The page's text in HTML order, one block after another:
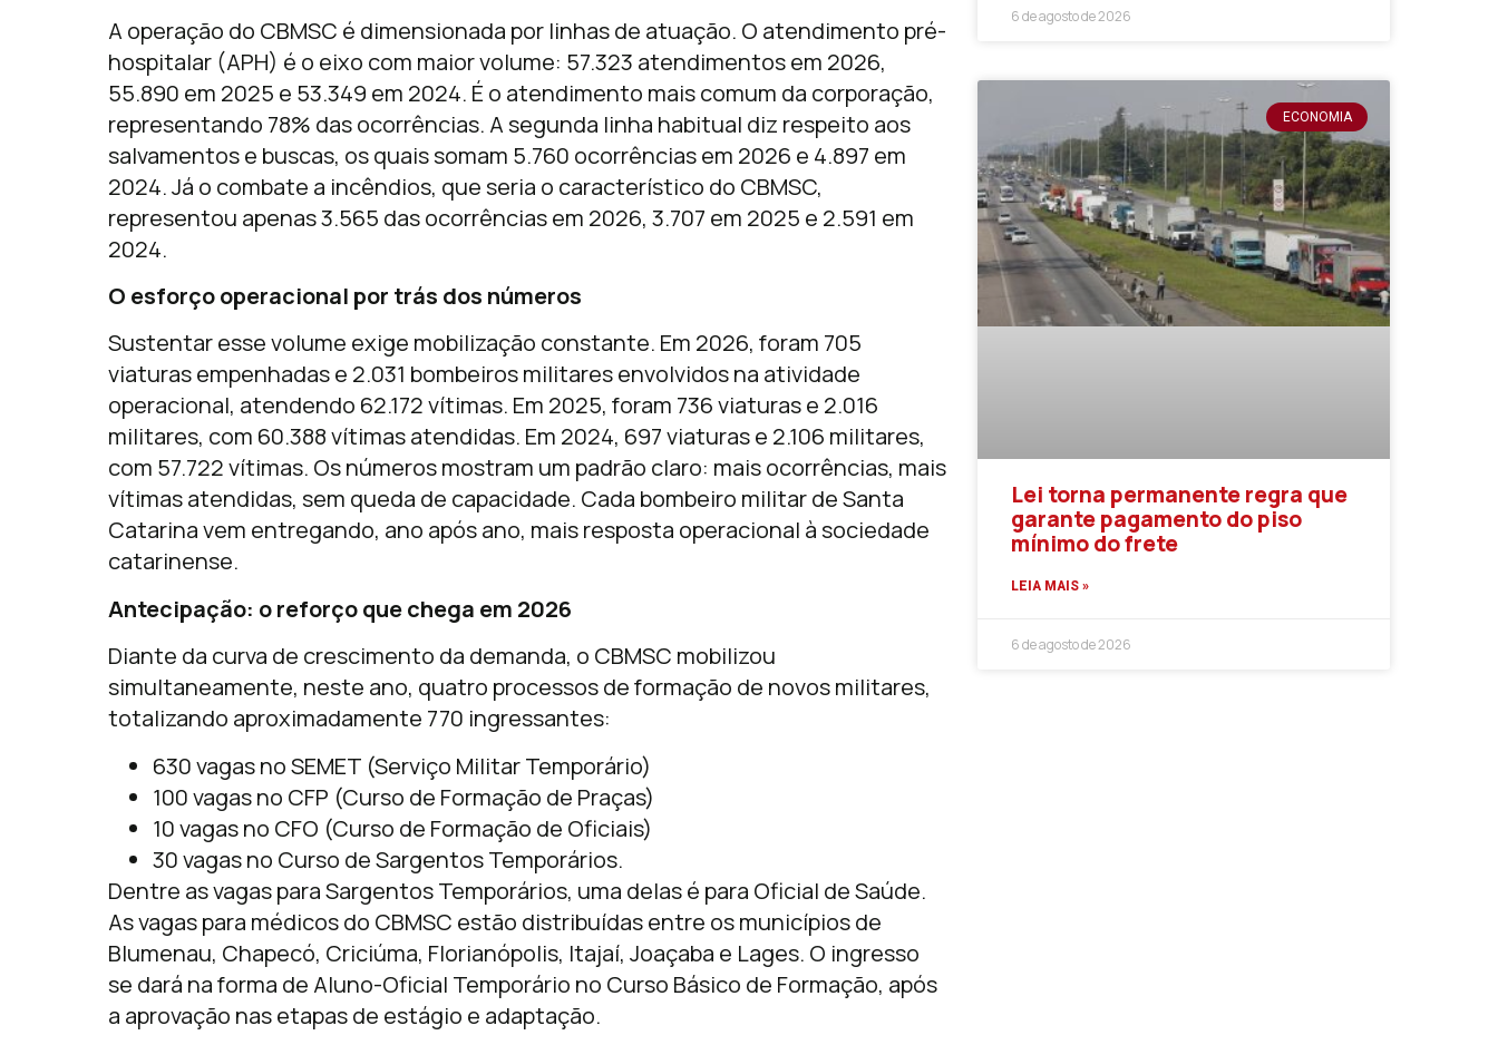
A operação do CBMSC é dimensionada por linhas de atuação. O atendimento pré-
hospitalar (APH) é o eixo com maior volume: 57.323 atendimentos em 2026,
55.890 em 2025 e 53.349 em 2024. É o atendimento mais comum da corporação,
representando 78% das ocorrências. A segunda linha habitual diz respeito aos
salvamentos e buscas, os quais somam 5.760 ocorrências em 2026 e 4.897 em
2024. Já o combate a incêndios, que seria o característico do CBMSC,
representou apenas 3.565 das ocorrências em 2026, 3.707 em 2025 e 2.591 em
2024.
O esforço operacional por trás dos números
Sustentar esse volume exige mobilização constante. Em 2026, foram 705
viaturas empenhadas e 2.031 bombeiros militares envolvidos na atividade
operacional, atendendo 62.172 vítimas. Em 2025, foram 736 viaturas e 2.016
militares, com 60.388 vítimas atendidas. Em 2024, 697 viaturas e 2.106 militares,
com 57.722 vítimas. Os números mostram um padrão claro: mais ocorrências, mais
vítimas atendidas, sem queda de capacidade. Cada bombeiro militar de Santa
Catarina vem entregando, ano após ano, mais resposta operacional à sociedade
catarinense.
Antecipação: o reforço que chega em 2026
Diante da curva de crescimento da demanda, o CBMSC mobilizou
simultaneamente, neste ano, quatro processos de formação de novos militares,
totalizando aproximadamente 770 ingressantes:
630 vagas no SEMET (Serviço Militar Temporário)
100 vagas no CFP (Curso de Formação de Praças)
10 vagas no CFO (Curso de Formação de Oficiais)
30 vagas no Curso de Sargentos Temporários.
Dentre as vagas para Sargentos Temporários, uma delas é para Oficial de Saúde.
As vagas para médicos do CBMSC estão distribuídas entre os municípios de
Blumenau, Chapecó, Criciúma, Florianópolis, Itajaí, Joaçaba e Lages. O ingresso
se dará na forma de Aluno-Oficial Temporário no Curso Básico de Formação, após
a aprovação nas etapas de estágio e adaptação.
6 de agosto de 2026
ECONOMIA
Lei torna permanente regra que
garante pagamento do piso
mínimo do frete
LEIA MAIS »
6 de agosto de 2026